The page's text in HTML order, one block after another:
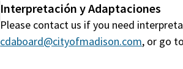
Interpretación y Adaptaciones
Please contact us if you need
cdaboard@cityofmadison.com, or go